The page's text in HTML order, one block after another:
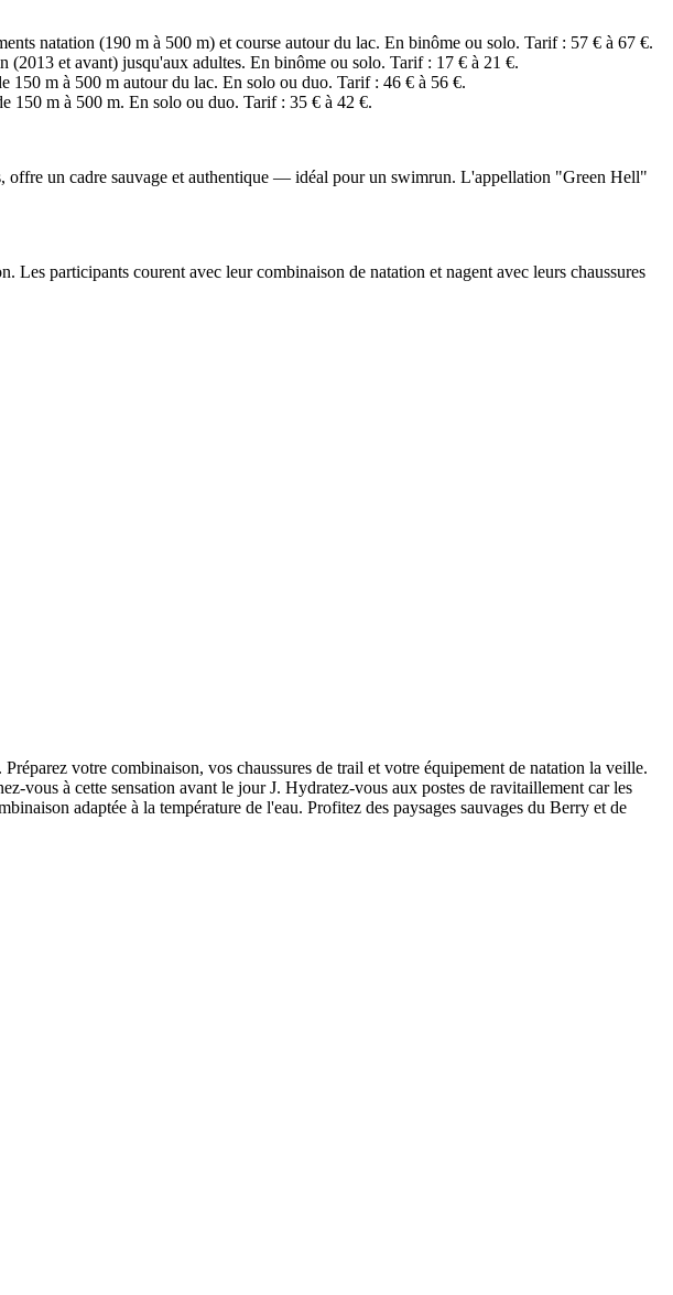
natation (190 m à 500 m) et course autour du lac. En binôme ou solo. Tarif : 57 € à 67 €.
et avant) jusqu'aux adultes. En binôme ou solo. Tarif : 17 € à 21 €.
m à 500 m autour du lac. En solo ou duo. Tarif : 46 € à 56 €.
150 m à 500 m. En solo ou duo. Tarif : 35 € à 42 €.
offre un cadre sauvage et authentique — idéal pour un swimrun. L'appellation "Green Hell"
participants courent avec leur combinaison de natation et nagent avec leurs chaussures
votre combinaison, vos chaussures de trail et votre équipement de natation la veille.
vous à cette sensation avant le jour J. Hydratez-vous aux postes de ravitaillement car les
adaptée à la température de l'eau. Profitez des paysages sauvages du Berry et de